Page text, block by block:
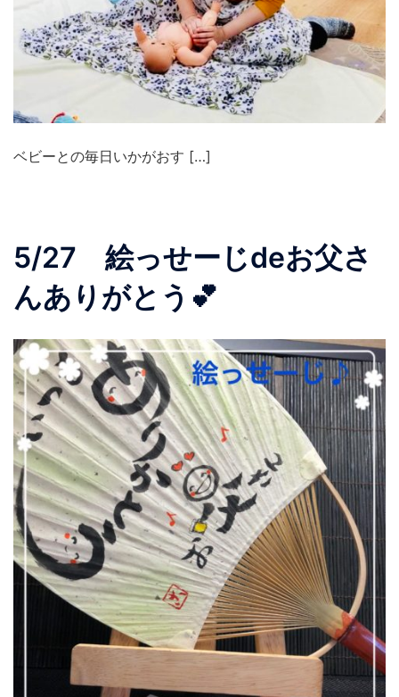
ベビーとの毎日いかがおす […]
5/27 絵っせーじdeお父さ
んありがとう💕